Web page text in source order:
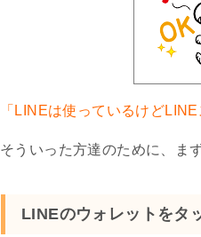
「LINEは使っているけど
そういった方達のために、ま
LINEのウォレットをタ